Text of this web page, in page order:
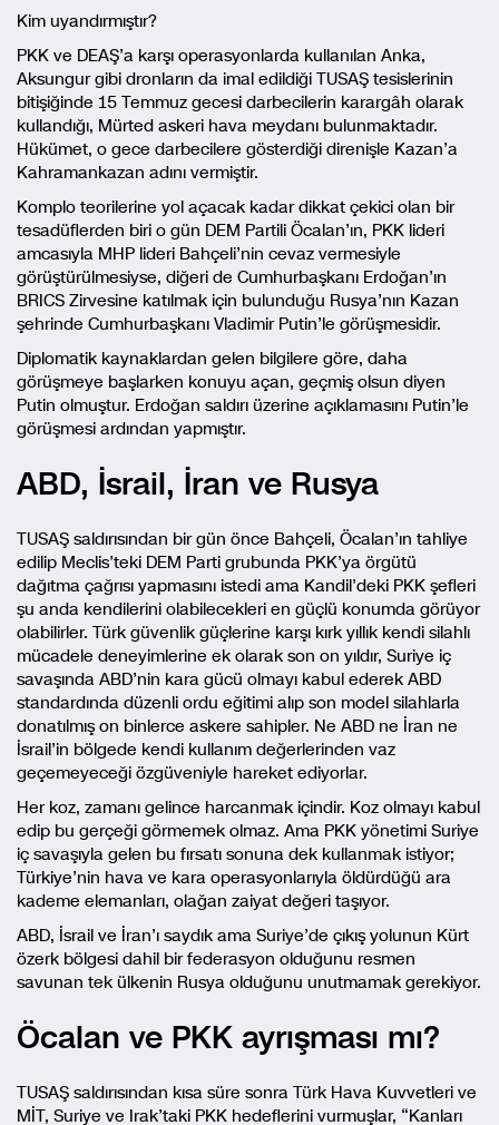
Kim uyandırmıştır?
PKK ve DEAŞ’a karşı operasyonlarda kullanılan Anka,
Aksungur gibi dronların da imal edildiği TUSAŞ tesislerinin
bitişiğinde 15 Temmuz gecesi darbecilerin karargâh olarak
kullandığı, Mürted askeri hava meydanı bulunmaktadır.
Hükümet, o gece darbecilere gösterdiği direnişle Kazan’a
Kahramankazan adını vermiştir.
Komplo teorilerine yol açacak kadar dikkat çekici olan bir
tesadüflerden biri o gün DEM Partili Öcalan’ın, PKK lideri
amcasıyla MHP lideri Bahçeli’nin cevaz vermesiyle
görüştürülmesiyse, diğeri de Cumhurbaşkanı Erdoğan’ın
BRICS Zirvesine katılmak için bulunduğu Rusya’nın Kazan
şehrinde Cumhurbaşkanı Vladimir Putin’le görüşmesidir.
Diplomatik kaynaklardan gelen bilgilere göre, daha
görüşmeye başlarken konuyu açan, geçmiş olsun diyen
Putin olmuştur. Erdoğan saldırı üzerine açıklamasını Putin’le
görüşmesi ardından yapmıştır.
ABD, İsrail, İran ve Rusya
TUSAŞ saldırısından bir gün önce Bahçeli, Öcalan’ın tahliye
edilip Meclis’teki DEM Parti grubunda PKK’ya örgütü
dağıtma çağrısı yapmasını istedi ama Kandil’deki PKK şefleri
şu anda kendilerini olabilecekleri en güçlü konumda görüyor
olabilirler. Türk güvenlik güçlerine karşı kırk yıllık kendi silahlı
mücadele deneyimlerine ek olarak son on yıldır, Suriye iç
savaşında ABD’nin kara gücü olmayı kabul ederek ABD
standardında düzenli ordu eğitimi alıp son model silahlarla
donatılmış on binlerce askere sahipler. Ne ABD ne İran ne
İsrail’in bölgede kendi kullanım değerlerinden vaz
geçemeyeceği özgüveniyle hareket ediyorlar.
Her koz, zamanı gelince harcanmak içindir. Koz olmayı kabul
edip bu gerçeği görmemek olmaz. Ama PKK yönetimi Suriye
iç savaşıyla gelen bu fırsatı sonuna dek kullanmak istiyor;
Türkiye’nin hava ve kara operasyonlarıyla öldürdüğü ara
kademe elemanları, olağan zaiyat değeri taşıyor.
ABD, İsrail ve İran’ı saydık ama Suriye’de çıkış yolunun Kürt
özerk bölgesi dahil bir federasyon olduğunu resmen
savunan tek ülkenin Rusya olduğunu unutmamak gerekiyor.
Öcalan ve PKK ayrışması mı?
TUSAŞ saldırısından kısa süre sonra Türk Hava Kuvvetleri ve
MİT, Suriye ve Irak’taki PKK hedeflerini vurmuşlar, “Kanları